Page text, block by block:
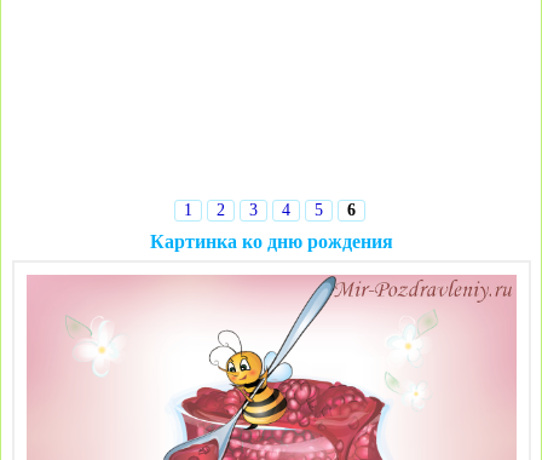
1 2 3 4 5 6
Картинка ко дню рождения